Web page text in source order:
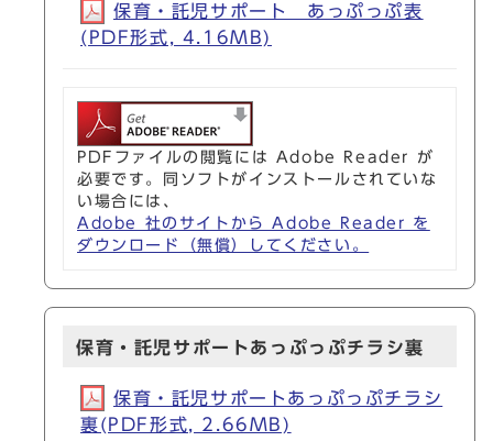
保育・託児サポート あっぷっぷ表
(PDF形式, 4.16MB)
PDFファイルの閲覧には Adobe Reader が
必要です。同ソフトがインストールされていな
い場合には、
Adobe 社のサイトから Adobe Reader を
ダウンロード（無償）してください。
保育・託児サポートあっぷっぷチラシ裏
保育・託児サポートあっぷっぷチラシ
裏(PDF形式, 2.66MB)